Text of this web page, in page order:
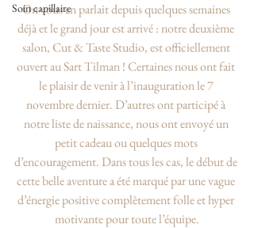
Soin capillaire
On vous en parlait depuis quelques semaines
déjà et le grand jour est arrivé : notre deuxième
salon, Cut & Taste Studio, est officiellement
ouvert au Sart Tilman ! Certaines nous ont fait
le plaisir de venir à l’inauguration le 7
novembre dernier. D’autres ont participé à
notre liste de naissance, nous ont envoyé un
petit cadeau ou quelques mots
d’encouragement. Dans tous les cas, le début de
cette belle aventure a été marqué par une vague
d’énergie positive complètement folle et hyper
motivante pour toute l’équipe.